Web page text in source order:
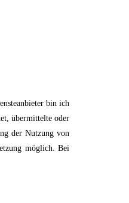
bin ich
übermittelte oder
der Nutzung von
möglich. Bei